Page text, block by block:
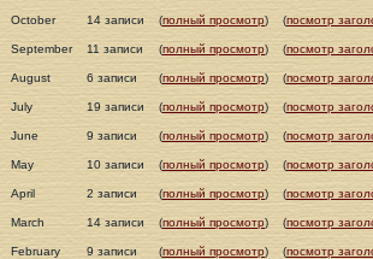
October 14 записи (полный просмотр) (посмотр
September 11 записи (полный просмотр) (посмотр
August 6 записи (полный просмотр) (посмотр
July 19 записи (полный просмотр) (посмотр
June 9 записи (полный просмотр) (посмотр
May 10 записи (полный просмотр) (посмотр
April 2 записи (полный просмотр) (посмотр
March 14 записи (полный просмотр) (посмотр
February 9 записи (полный просмотр) (посмотр